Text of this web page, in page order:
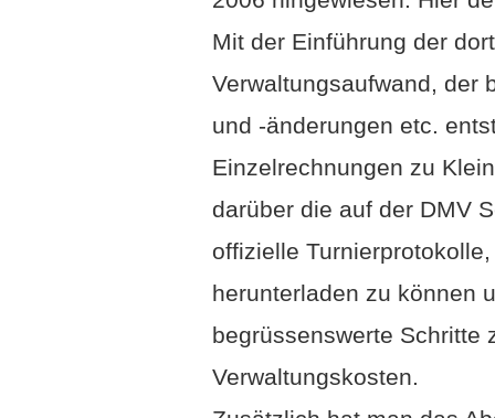
Mit der Einführung der
Verwaltungsaufwand, der
und -änderungen etc.
Einzelrechnungen zu
darüber die auf der DMV
offizielle
herunterladen zu können
begrüssenswerte
Verwaltungskosten.